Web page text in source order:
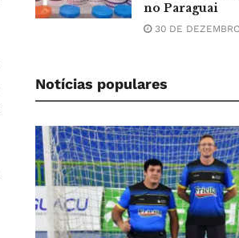
no Paraguai
30 DE
Notícias populares